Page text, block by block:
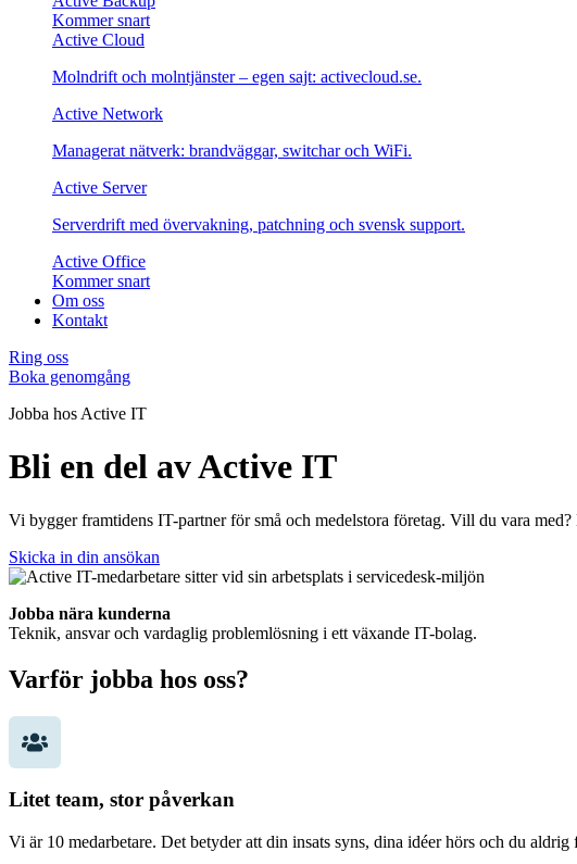
Kommer snart
Active Cloud
Molndrift och molntjänster – egen sajt: activecloud.se.
Active Network
Managerat nätverk: brandväggar, switchar och WiFi.
Active Server
Serverdrift med övervakning, patchning och svensk support.
Active Office
Kommer snart
Om oss
Kontakt
Ring oss
Boka genomgång
Jobba hos Active IT
Bli en del av Active IT
Vi bygger framtidens IT-partner för små och medelstora företag. Vill du vara
Skicka in din ansökan
Jobba nära kunderna
Teknik, ansvar och vardaglig problemlösning i ett växande IT-bolag.
Varför jobba hos oss?
Litet team, stor påverkan
Vi är 10 medarbetare. Det betyder att din insats syns, dina idéer hörs och du aldrig